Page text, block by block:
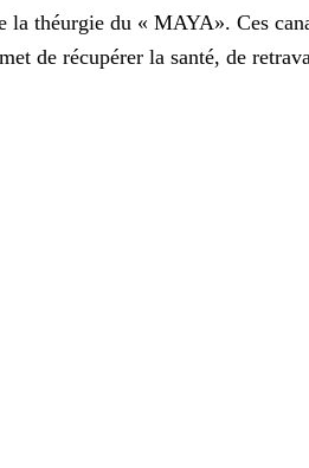
la théurgie du « MAYA». Ces
de récupérer la santé, de